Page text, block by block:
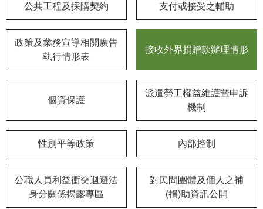
務
平
區
善
措
施
公共工程及採購契約 支付或接受之輔助
政策及業務宣導相關廣告
執行情形表
接收外界捐贈款辦理情形
個資保護
派遣勞工權益維護暨申訴
機制
性別平等政策 內部控制
公職人員利益衝突迴避法
身分關係揭露專區
對民間團體及個人之補
(捐)助資訊公開